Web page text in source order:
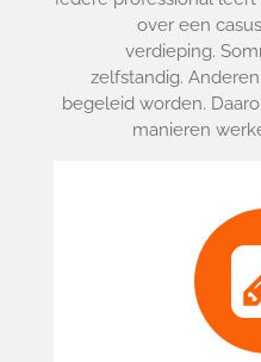
over een
verdieping.
zelfstandig.
begeleid worden.
manieren